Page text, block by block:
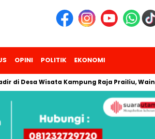
OPINI POLITIK EKONOMI
Wisata Kampung Raja Prailiu, Waingapu!